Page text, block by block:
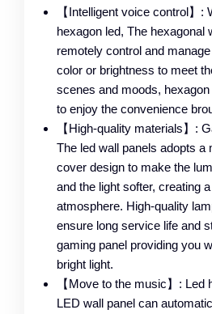
【Intelligent voice control】:
hexagon led, The hexagonal
remotely control and
color or brightness to meet
scenes and moods,
to enjoy the convenience
【High-quality materials】:
The led wall panels adopts a
cover design to make the
and the light softer, creating
atmosphere. High-quality
ensure long service life and
gaming panel providing you
bright light.
【Move to the music】: Led
LED wall panel can